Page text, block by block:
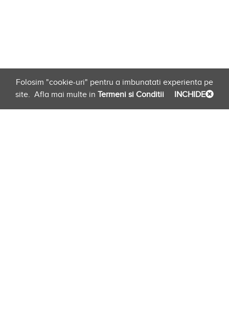
Folosim "cookie-uri" pentru a imbunatati experienta pe
site. Afla mai multe in Termeni si Conditii INCHIDE